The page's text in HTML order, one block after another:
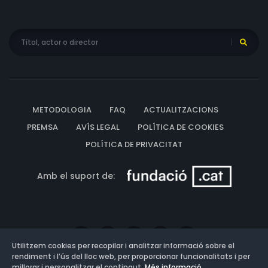
METODOLOGIA FAQ
ACTUALITZACIONS
PREMSA
AVÍS LEGAL
POLÍTICA DE COOKIES
POLÍTICA DE PRIVACITAT
Amb el suport de:
Utilitzem cookies per recopilar i analitzar informació sobre el
rendiment i l’ús del lloc web, per proporcionar funcionalitats i per